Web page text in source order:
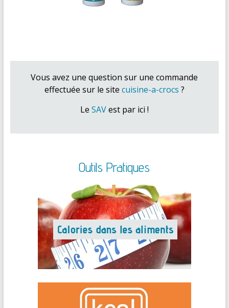
Vous avez une question sur une commande
effectuée sur le site cuisine-a-crocs ?
Le SAVest par ici !
Outils Pratiques